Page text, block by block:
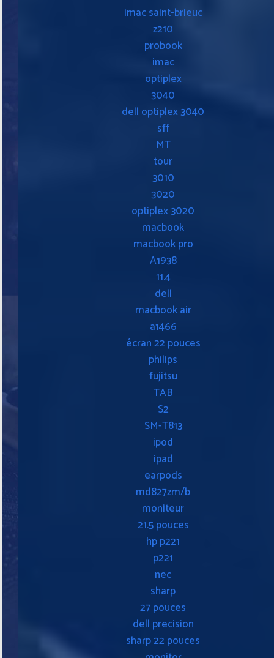
imac saint-brieuc
z210
probook
imac
optiplex
3040
dell optiplex 3040
sff
MT
tour
3010
3020
optiplex 3020
macbook
macbook pro
A1938
11.4
dell
macbook air
a1466
écran 22 pouces
philips
fujitsu
TAB
S2
SM-T813
ipod
ipad
earpods
md827zm/b
moniteur
21.5 pouces
hp p221
p221
nec
sharp
27 pouces
dell precision
sharp 22 pouces